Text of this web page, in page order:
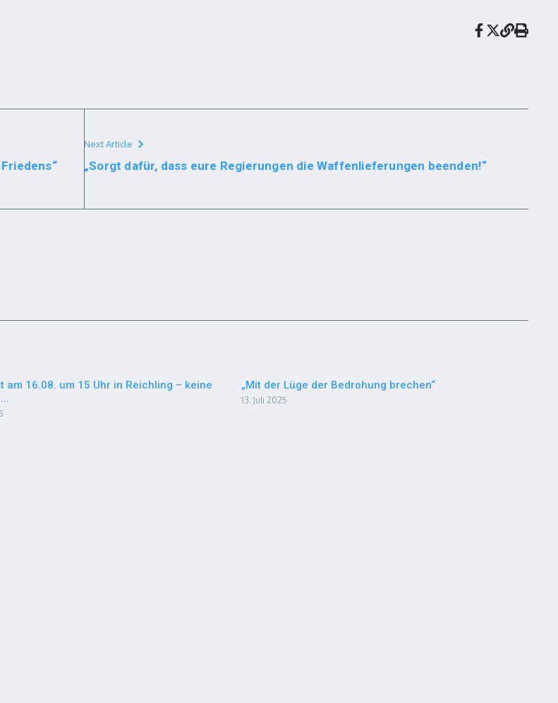
Next Article
„Sorgt dafür, dass eure Regierungen die Waffenlieferungen beenden!“
am 16.08. um 15 Uhr in Reichling – keine
„Mit der Lüge der Bedrohung brechen“
13. Juli 2025